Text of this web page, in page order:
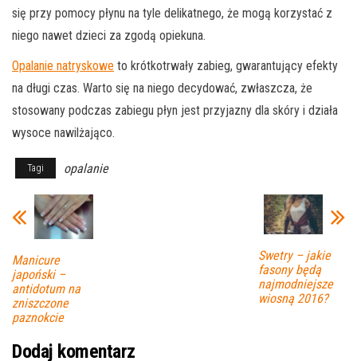
się przy pomocy płynu na tyle delikatnego, że mogą korzystać z
niego nawet dzieci za zgodą opiekuna.
Opalanie natryskowe to krótkotrwały zabieg, gwarantujący efekty
na długi czas. Warto się na niego decydować, zwłaszcza, że
stosowany podczas zabiegu płyn jest przyjazny dla skóry i działa
wysoce nawilżająco.
Tagi opalanie
Manicure
japoński –
antidotum na
zniszczone
paznokcie
Swetry – jakie
fasony będą
najmodniejsze
wiosną 2016?
Dodaj komentarz